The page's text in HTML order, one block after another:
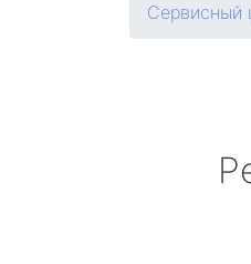
Сервисный